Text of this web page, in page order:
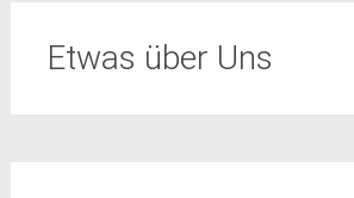
Etwas über Uns